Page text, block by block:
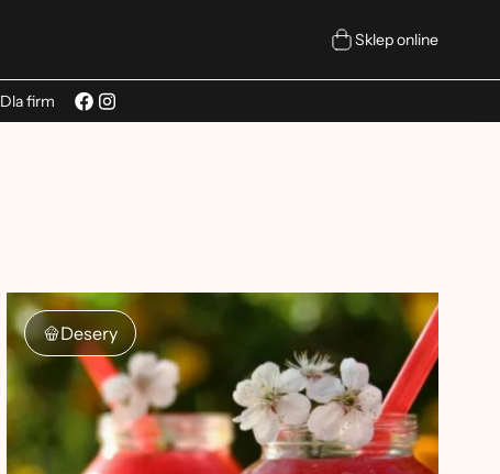
Sklep online
Dla firm
Desery